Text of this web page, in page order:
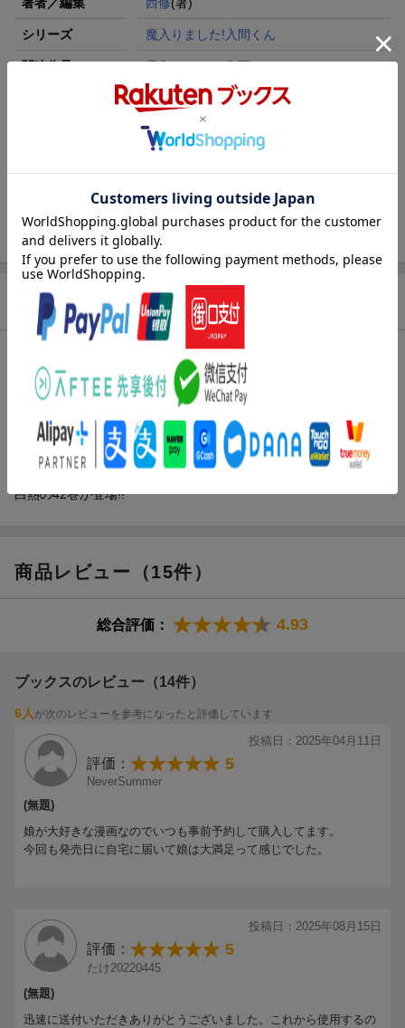
シリーズ 魔入りました!入間くん
関連作品 魔入りました!入間くん
少年チャンピオン・コミックス
秋田書店
192p
ISBN 9784253283427
商品説明
内容紹介（JPROより）
高位階昇級試験「スカーラ」で多耳族の独立を促した入間たち。
魔関署と13冠・メフィストが対峙して、一触即発!! スカーラ編、
完全決着。果たして入間の位階昇級の行方は!?
白熱の42巻が登場!!
商品レビュー（15件）
総合評価： 4.93
ブックスのレビュー（14件）
6人 が次のレビューを参考になったと評価しています
投稿日：2025年04月11日
評価： 5
NeverSummer
(無題)
娘が大好きな漫画なのでいつも事前予約して購入してます。
今回も発売日に自宅に届いて娘は大満足って感じでした。
投稿日：2025年08月15日
評価： 5
たけ20220445
(無題)
迅速に送付いただきありがとうございました。これから使用するの